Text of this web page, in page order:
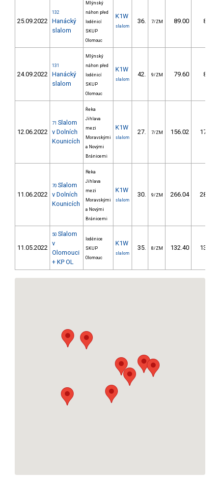
25.09.2022
132
Hanácký
slalom
Mlýnský
náhon před
loděnicí
SKUP
Olomouc
K1W
slalom
36. 7/ZM 89.00 88,5
24.09.2022
131
Hanácký
slalom
Mlýnský
náhon před
loděnicí
SKUP
Olomouc
K1W
slalom
42. 9/ZM 79.60 80,6
12.06.2022
71 Slalom
v Dolních
Kounicích
Řeka
Jihlava
mezi
Moravskými
a Novými
Bránicemi
K1W
slalom
27. 7/ZM 156.02 173,3
11.06.2022
70 Slalom
v Dolních
Kounicích
Reka
Jihlava
mezi
Moravskými
a Novými
Bránicemi
K1W
slalom
30. 9/ZM 266.04 285,9
11.05.2022
50 Slalom
v
Olomouci
+ KP OL
loděnice
SKUP
Olomouc
K1W
slalom
35. 8/ZM 132.40 133,2